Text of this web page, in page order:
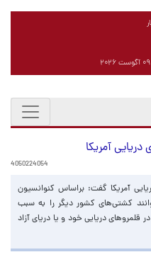
آمریکا
4050224054
آمریکا گفت: براساس کنوانسیون
می‌توانند کشتی‌های کشور دیگر را به سبب
قلمروهای دریایی خود و یا دریای آزاد